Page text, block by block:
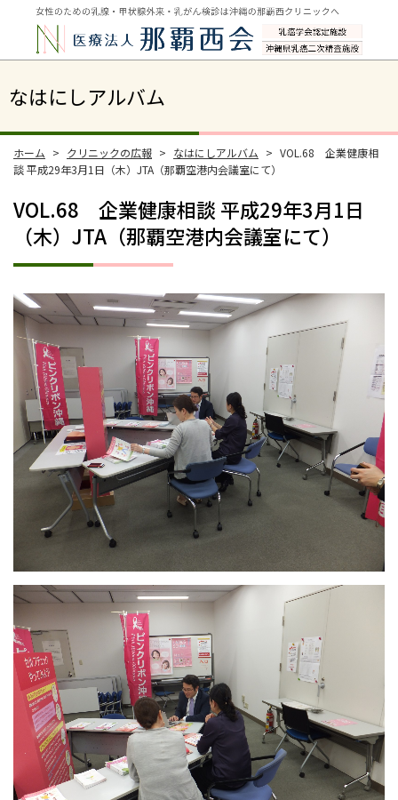
なはにしアルバム
ホーム クリニックの広報 なはにしアルバム
VOL.68 企業健康相
談 平成29年3月1日（木）JTA（那覇空港内会議室にて）
VOL.68 企業健康相談 平成29年3月1日
（木）JTA（那覇空港内会議室にて）